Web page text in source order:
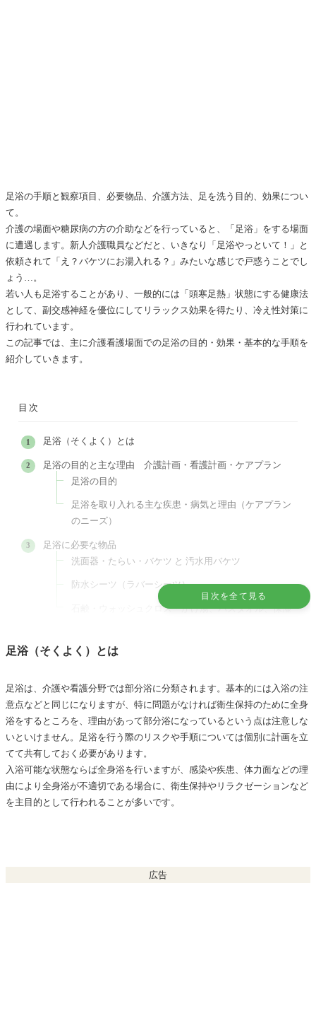
足浴の手順と観察項目、必要物品、介護方法、足を洗う目的、効果につい
て。
介護の場面や糖尿病の方の介助などを行っていると、「足浴」をする場面
に遭遇します。新人介護職員などだと、いきなり「足浴やっといて！」と
依頼されて「え？バケツにお湯入れる？」みたいな感じで戸惑うことでし
ょう…。
若い人も足浴することがあり、一般的には「頭寒足熱」状態にする健康法
として、副交感神経を優位にしてリラックス効果を得たり、冷え性対策に
行われています。
この記事では、主に介護看護場面での足浴の目的・効果・基本的な手順を
紹介していきます。
目次
目次を全て見る
足浴（そくよく）とは
足浴の目的と主な理由 介護計画・看護計画・ケアプラン
足浴の目的
足浴を取り入れる主な疾患・病気と理由（ケアプラン
のニーズ）
足浴に必要な物品
洗面器・たらい・バケツ と 汚水用バケツ
防水シーツ（ラバーシーツ）
石鹸・ウォッシュクロス・かけ湯、バスタオル、保湿
足浴の手順・介助方法・実施時間
足浴の方法
足浴後の足の洗い方（5分後）
拭き取りと乾燥、足浴後ケア
足浴の観察項目
足浴の目的、注意点はさまざま
足浴（そくよく）とは
足浴は、介護や看護分野では部分浴に分類されます。基本的には入浴の注
意点などと同じになりますが、特に問題がなければ衛生保持のために全身
浴をするところを、理由があって部分浴になっているという点は注意しな
いといけません。足浴を行う際のリスクや手順については個別に計画を立
てて共有しておく必要があります。
入浴可能な状態ならば全身浴を行いますが、感染や疾患、体力面などの理
由により全身浴が不適切である場合に、衛生保持やリラクゼーションなど
を主目的として行われることが多いです。
広告